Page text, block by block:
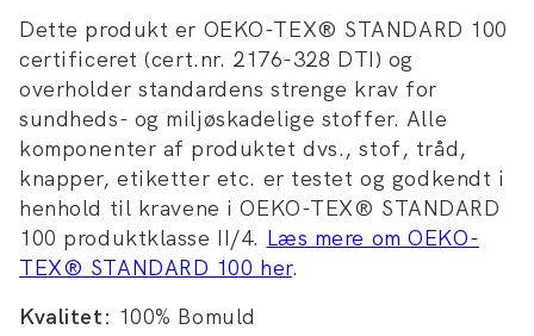
Dette produkt er OEKO-TEX® STANDARD 100
certificeret (cert.nr. 2176-328 DTI) og
overholder standardens strenge krav for
sundheds- og miljøskadelige stoffer. Alle
komponenter af produktet dvs., stof, tråd,
knapper, etiketter etc. er testet og godkendt i
henhold til kravene i OEKO-TEX® STANDARD
100 produktklasse II/4. Læs mere om OEKO-
TEX® STANDARD 100 her.
Kvalitet: 100% Bomuld